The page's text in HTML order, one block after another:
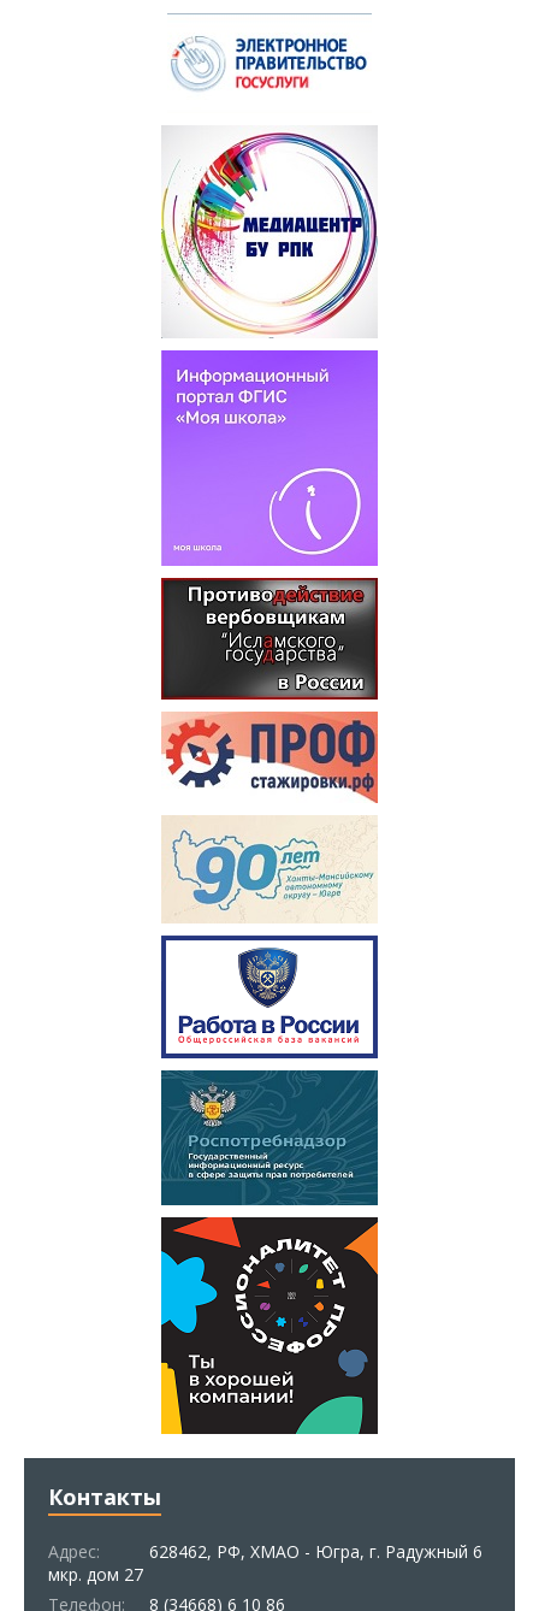
Контакты
Адрес:
628462, РФ, ХМАО - Югра, г. Радужный 6
мкр. дом 27
Телефон:
8 (34668) 6 10 86